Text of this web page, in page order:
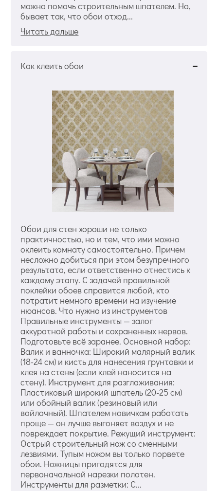
можно помочь строительным шпателем. Но,
бывает так, что обои отход...
Читать дальше
Как клеить обои
Обои для стен хороши не только
практичностью, но и тем, что ими можно
оклеить комнату самостоятельно. Причем
несложно добиться при этом безупречного
результата, если ответственно отнестись к
каждому этапу. С задачей правильной
поклейки обоев справится любой, кто
потратит немного времени на изучение
нюансов. Что нужно из инструментов
Правильные инструменты — залог
аккуратной работы и сохраненных нервов.
Подготовьте всё заранее. Основной набор:
Валик и ванночка: Широкий малярный валик
(18-24 см) и кисть для нанесения грунтовки и
клея на стены (если клей наносится на
стену). Инструмент для разглаживания:
Пластиковый широкий шпатель (20-25 см)
или обойный валик (резиновый или
войлочный). Шпателем новичкам работать
проще — он лучше выгоняет воздух и не
повреждает покрытие. Режущий инструмент:
Острый строительный нож со сменными
лезвиями. Тупым ножом вы только порвете
обои. Ножницы пригодятся для
первоначальной нарезки полотен.
Инструменты для разметки: С...